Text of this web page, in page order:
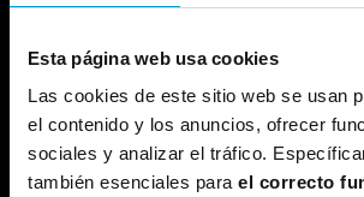
Esta página web usa cookies
Las cookies de este sitio web se usan
el contenido y los anuncios, ofrecer
sociales y analizar el tráfico.
también esenciales para el correcto
Detalles del curso
Referencia
JST 283